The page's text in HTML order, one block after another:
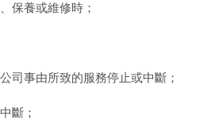
保養或維修時；
司事由所致的服務停止或中斷；
斷；